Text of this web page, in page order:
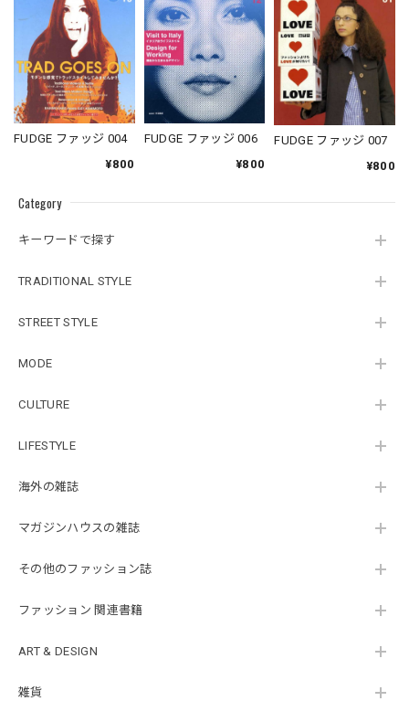
Category
キーワードで探す
TRADITIONAL STYLE
STREET STYLE
MODE
CULTURE
LIFESTYLE
海外の雑誌
マガジンハウスの雑誌
その他のファッション誌
ファッション 関連書籍
ART & DESIGN
雑貨
FUDGE ファッジ 004
¥800
FUDGE ファッジ 006
¥800
FUDGE ファッジ 007
¥800